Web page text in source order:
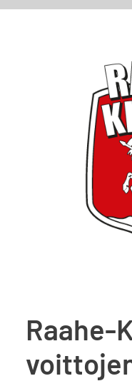
Ajankohtaista
Raahe-